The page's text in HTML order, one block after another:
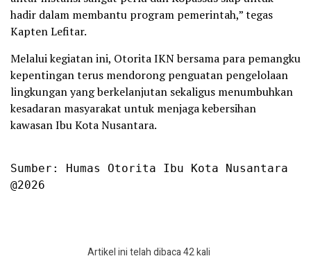
hadir dalam membantu program pemerintah,” tegas
Kapten Lefitar.
Melalui kegiatan ini, Otorita IKN bersama para pemangku
kepentingan terus mendorong penguatan pengelolaan
lingkungan yang berkelanjutan sekaligus menumbuhkan
kesadaran masyarakat untuk menjaga kebersihan
kawasan Ibu Kota Nusantara.
Sumber: Humas Otorita Ibu Kota Nusantara
@2026
Artikel ini telah dibaca 42 kali